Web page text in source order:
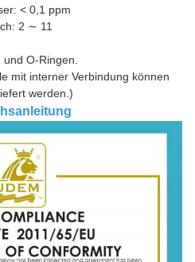
< 0,1 ppm
2 ∼ 11
O-Ringen.
mit interner Verbindung können
werden.)